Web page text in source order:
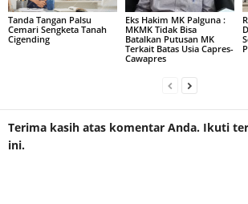
Tanda Tangan Palsu
Cemari Sengketa Tanah
Cigending
Eks Hakim MK Palguna :
MKMK Tidak Bisa
Batalkan Putusan MK
Terkait Batas Usia Capres-
Cawapres
Terima kasih atas komentar Anda. Ikuti
ini.